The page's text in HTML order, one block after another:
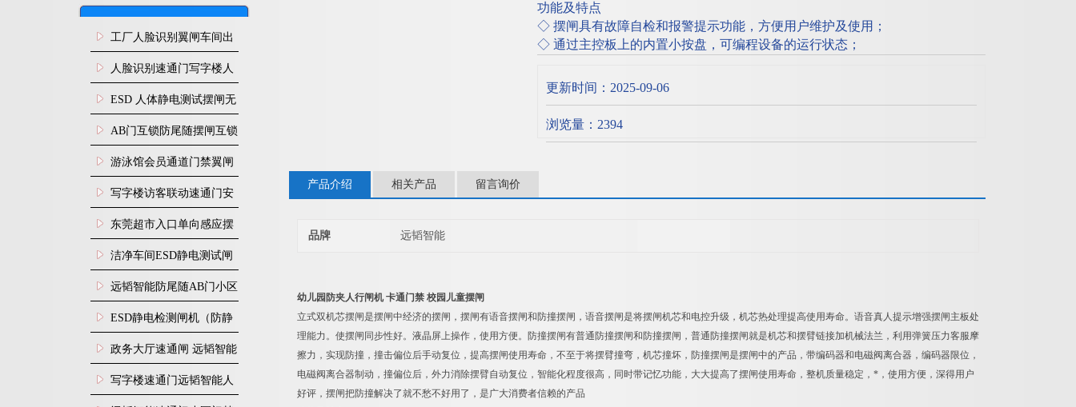
工厂人脸识别翼闸车间出
入口人行通道门禁
人脸识别速通门写字楼人
行通道闸门禁设备
ESD 人体静电测试摆闸无
尘车间防静电闸机
AB门互锁防尾随摆闸互锁
闸机
游泳馆会员通道门禁翼闸
写字楼访客联动速通门安
装
东莞超市入口单向感应摆
闸安装
洁净车间ESD静电测试闸
机
远韬智能防尾随AB门小区
门禁闸机安装
​ESD静电检测闸机（防静
电门禁通道系统）
政务大厅速通闸 远韬智能
防尾随静音速通门
写字楼速通门远韬智能人
功能及特点
◇ 摆闸具有故障自检和报警提示功能，方便用户维护及使用；
◇ 通过主控板上的内置小按盘，可编程设备的运行状态；
停止工作，默认延时后再次复位（直到复位为止），且力度很小（≤2Kg）；幼
更新时间：2025-09-06
浏览量：2394
产品介绍 相关产品 留言询价
品牌 远韬智能
幼儿园防夹人行闸机 卡通门禁 校园儿童摆闸
立式双机芯摆闸是摆闸中经济的摆闸，摆闸有语音摆闸和防撞摆闸，语音摆闸是将摆闸机芯和电控升级，机芯热处理提高使用寿命。语音真人提示增强摆闸主板处
理能力。使摆闸同步性好。液晶屏上操作，使用方便。防撞摆闸有普通防撞摆闸和防撞摆闸，普通防撞摆闸就是机芯和摆臂链接加机械法兰，利用弹簧压力客服摩
擦力，实现防撞，撞击偏位后手动复位，提高摆闸使用寿命，不至于将摆臂撞弯，机芯撞坏，防撞摆闸是摆闸中的产品，带编码器和电磁阀离合器，编码器限位，
电磁阀离合器制动，撞偏位后，外力消除摆臂自动复位，智能化程度很高，同时带记忆功能，大大提高了摆闸使用寿命，整机质量稳定，*，使用方便，深得用户
好评，摆闸把防撞解决了就不愁不好用了，是广大消费者信赖的产品